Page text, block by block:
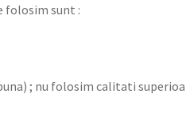
folosim sunt :
; nu folosim calitati